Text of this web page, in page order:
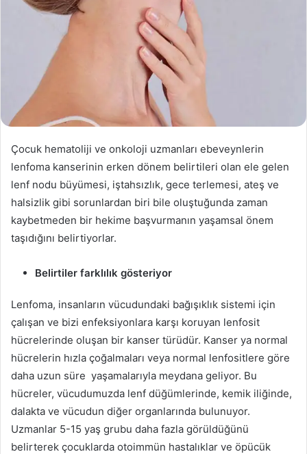
Çocuk hematoliji ve onkoloji uzmanları ebeveynlerin
lenfoma kanserinin erken dönem belirtileri olan ele gelen
lenf nodu büyümesi, iştahsızlık, gece terlemesi, ateş ve
halsizlik gibi sorunlardan biri bile oluştuğunda zaman
kaybetmeden bir hekime başvurmanın yaşamsal önem
taşıdığını belirtiyorlar.
Belirtiler farklılık gösteriyor
Lenfoma, insanların vücudundaki bağışıklık sistemi için
çalışan ve bizi enfeksiyonlara karşı koruyan lenfosit
hücrelerinde oluşan bir kanser türüdür. Kanser ya normal
hücrelerin hızla çoğalmaları veya normal lenfositlere göre
daha uzun süre yaşamalarıyla meydana geliyor. Bu
hücreler, vücudumuzda lenf düğümlerinde, kemik iliğinde,
dalakta ve vücudun diğer organlarında bulunuyor.
Uzmanlar 5-15 yaş grubu daha fazla görüldüğünü
belirterek çocuklarda otoimmün hastalıklar ve öpücük